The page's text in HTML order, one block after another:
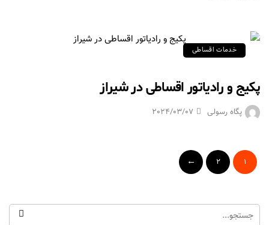
خدمات اقساطی
پکیج و رادیاتور اقساطی در شیراز
پگاه رسولی 2024/03/07
1
2